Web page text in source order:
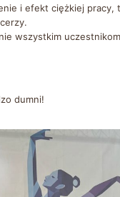
i efekt ciężkiej pracy,
wszystkim
dumni!